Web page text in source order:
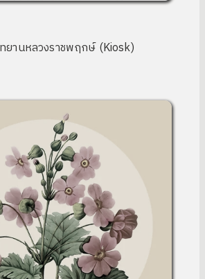
ยานหลวงราชพฤกษ์ (Kiosk)